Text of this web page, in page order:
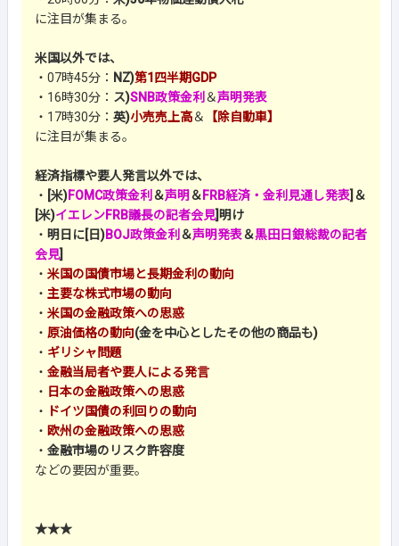
に注目が集まる。
米国以外では、
・07時45分： NZ)第1四半期GDP
・16時30分： ス)SNB政策金利 ＆声明発表
・17時30分： 英)小売売上高＆
【除自動車】
に注目が集まる。
経済指標や要人発言以外では、
・ [米)FOMC政策金利 ＆声明 ＆ FRB経済・金利見通し発表]＆
[米)イエレンFRB議長の記者会見]明け
・ 明日に[日)BOJ政策金利 ＆声明発表＆黒田日銀総裁の記者
会見]
・ 米国の国債市場と長期金利の動向
・ 主要な株式市場の動向
・ 米国の金融政策への思惑
・ 原油価格の動向(金を中心としたその他の商品も)
・ ギリシャ問題
・ 金融当局者や要人による発言
・ 日本の金融政策への思惑
・
ドイツ国債の利回りの動向
・ 欧州の金融政策への思惑
・ 金融市場のリスク許容度
などの要因が重要。
★★★